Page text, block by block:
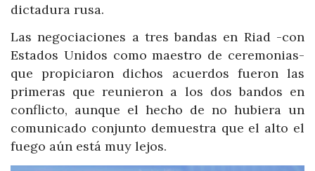
dictadura rusa.
Las negociaciones a tres bandas en Riad -con
Estados Unidos como maestro de ceremonias-
que propiciaron dichos acuerdos fueron las
primeras que reunieron a los dos bandos en
conflicto, aunque el hecho de no hubiera un
comunicado conjunto demuestra que el alto el
fuego aún está muy lejos.